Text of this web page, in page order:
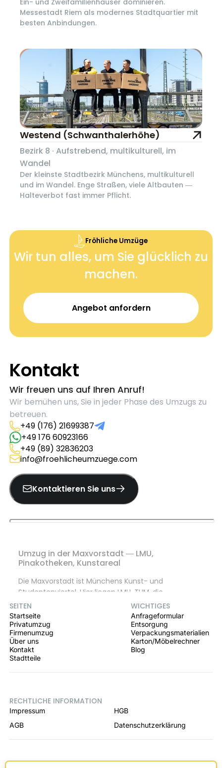
Ein- und Zweifamilienhäuser dominieren.
Messestadt Riem als modernes Stadtquartier mit
besten Anbindungen.
Westend (Schwanthalerhöhe)
Bezirk 8 · Aufstrebend, multikulturell, im
Wandel
Der kleinste Stadtbezirk Münchens, multikulturell
und im Wandel. Enge Straßen, viele Altbauten —
Halteverbot fast immer Pflicht.
Fröhliche Umzüge
Wir tun alles, um Sie glücklich zu
machen.
Angebot anfordern
Kontakt
Wir freuen uns auf Ihren Anruf!
Wir bemühen uns, Sie in jeder Phase des Umzugs zu
betreuen.
+49 (176) 21699387
+49 176 60923166
+49 (89) 32836203
info@froehlicheumzuege.com
Kontaktieren Sie uns
Umzug in der Maxvorstadt — LMU,
Pinakotheken, Kunstareal
Die Maxvorstadt ist Münchens Kunst- und
Studentenviertel. Hier liegen LMU, TUM, die
Pinakotheken und der Königsplatz. Es dominieren
Altbauten der Gründerzeit und im Jugendstil — enge
Treppen, hohe Räume, Hinterhofwohnungen. Uns
sind die Halteverbotszonen in der Schellingstraße,
Türkenstraße und Theresienstraße bestens vertraut.
Für Ihren Maxvorstadt-Umzug planen wir auch die
SEITEN
Startseite
Privatumzug
Firmenumzug
Über uns
Kontakt
Stadtteile
WICHTIGES
Anfrageformular
Entsorgung
Verpackungsmaterialien
Karton/Möbelrechner
Blog
RECHTLICHE INFORMATION
Impressum
HGB
AGB
Datenschutzerklärung